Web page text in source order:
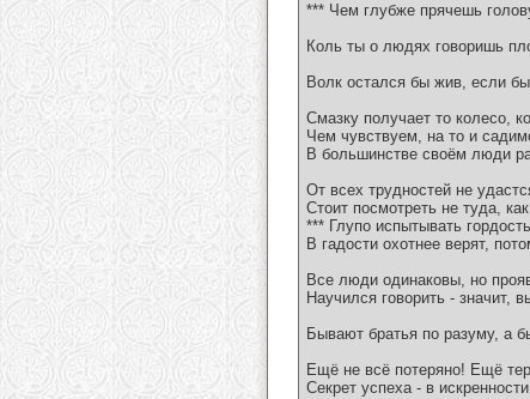
*** Чем глубже прячешь
Коль ты о людях говоришь
Волк остался бы жив, если
Смазку получает то колесо,
Чем чувствуем, на то и
В большинстве своём люди
От всех трудностей не
Стоит посмотреть не туда,
*** Глупо испытывать
В гадости охотнее верят,
Все люди одинаковы, но
Научился говорить - значит,
Бывают братья по разуму, а
Ещё не всё потеряно! Ещё
Секрет успеха - в